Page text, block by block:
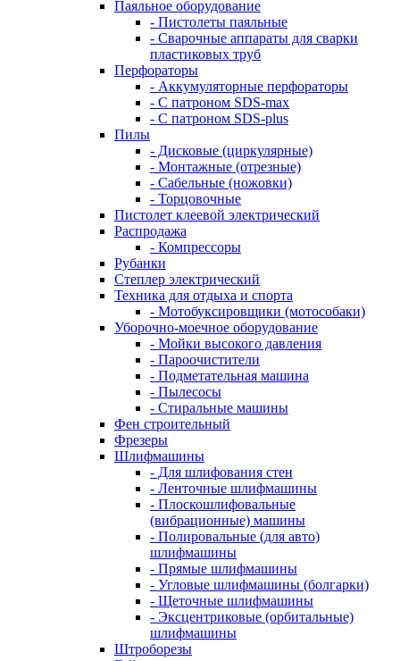
Паяльное оборудование
- Пистолеты паяльные
- Сварочные аппараты для сварки
пластиковых труб
Перфораторы
- Аккумуляторные перфораторы
- С патроном SDS-max
- С патроном SDS-plus
Пилы
- Дисковые (циркулярные)
- Монтажные (отрезные)
- Сабельные (ножовки)
- Торцовочные
Пистолет клеевой электрический
Распродажа
- Компрессоры
Рубанки
Степлер электрический
Техника для отдыха и спорта
- Мотобуксировщики (мотособаки)
Уборочно-моечное оборудование
- Мойки высокого давления
- Пароочистители
- Подметательная машина
- Пылесосы
- Стиральные машины
Фен строительный
Фрезеры
Шлифмашины
- Для шлифования стен
- Ленточные шлифмашины
- Плоскошлифовальные
(вибрационные) машины
- Полировальные (для авто)
шлифмашины
- Прямые шлифмашины
- Угловые шлифмашины (болгарки)
- Щеточные шлифмашины
- Эксцентриковые (орбитальные)
шлифмашины
Штроборезы